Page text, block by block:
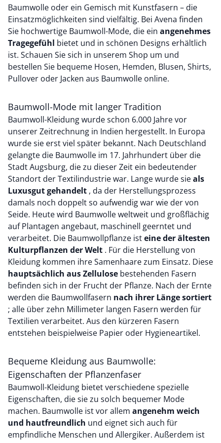
Baumwolle oder ein Gemisch mit Kunstfasern – die
Einsatzmöglichkeiten sind vielfältig. Bei Avena finden
Sie hochwertige Baumwoll-Mode, die ein angenehmes
Tragegefühl bietet und in schönen Designs erhältlich
ist. Schauen Sie sich in unserem Shop um und
bestellen Sie bequeme Hosen, Hemden, Blusen, Shirts,
Pullover oder Jacken aus Baumwolle online.
Baumwoll-Mode mit langer Tradition
Baumwoll-Kleidung wurde schon 6.000 Jahre vor
unserer Zeitrechnung in Indien hergestellt. In Europa
wurde sie erst viel später bekannt. Nach Deutschland
gelangte die Baumwolle im 17. Jahrhundert über die
Stadt Augsburg, die zu dieser Zeit ein bedeutender
Standort der Textilindustrie war. Lange wurde sieals
Luxusgut gehandelt , da der Herstellungsprozess
damals noch doppelt so aufwendig war wie der von
Seide. Heute wird Baumwolle weltweit und großflächig
auf Plantagen angebaut, maschinell geerntet und
verarbeitet. Die Baumwollpflanze isteine der ältesten
Kulturpflanzen der Welt . Für die Herstellung von
Kleidung kommen ihre Samenhaare zum Einsatz. Diese
hauptsächlich aus Zellulose bestehenden Fasern
befinden sich in der Frucht der Pflanze. Nach der Ernte
werden die Baumwollfasern nach ihrer Länge sortiert
; alle über zehn Millimeter langen Fasern werden für
Textilien verarbeitet. Aus den kürzeren Fasern
entstehen beispielweise Papier oder Hygieneartikel.
Bequeme Kleidung aus Baumwolle:
Eigenschaften der Pflanzenfaser
Baumwoll-Kleidung bietet verschiedene spezielle
Eigenschaften, die sie zu solch bequemer Mode
machen. Baumwolle ist vor allem angenehm weich
und hautfreundlich und eignet sich auch für
empfindliche Menschen und Allergiker. Außerdem ist